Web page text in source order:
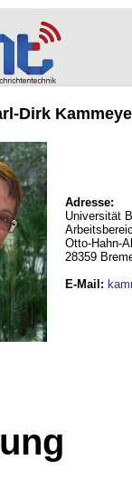
Dirk
Adresse:
Universität
Otto-Hahn-
28359
E-Mail :